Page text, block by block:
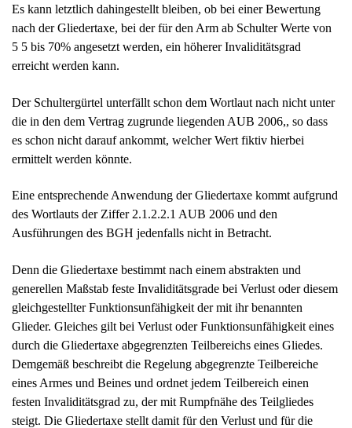
Es kann letztlich dahingestellt bleiben, ob bei einer Bewertung
nach der Gliedertaxe, bei der für den Arm ab Schulter Werte von
5 5 bis 70% angesetzt werden, ein höherer Invaliditätsgrad
erreicht werden kann.
Der Schultergürtel unterfällt schon dem Wortlaut nach nicht unter
die in den dem Vertrag zugrunde liegenden AUB 2006,, so dass
es schon nicht darauf ankommt, welcher Wert fiktiv hierbei
ermittelt werden könnte.
Eine entsprechende Anwendung der Gliedertaxe kommt aufgrund
des Wortlauts der Ziffer 2.1.2.2.1 AUB 2006 und den
Ausführungen des BGH jedenfalls nicht in Betracht.
Denn die Gliedertaxe bestimmt nach einem abstrakten und
generellen Maßstab feste Invaliditätsgrade bei Verlust oder diesem
gleichgestellter Funktionsunfähigkeit der mit ihr benannten
Glieder. Gleiches gilt bei Verlust oder Funktionsunfähigkeit eines
durch die Gliedertaxe abgegrenzten Teilbereichs eines Gliedes.
Demgemäß beschreibt die Regelung abgegrenzte Teilbereiche
eines Armes und Beines und ordnet jedem Teilbereich einen
festen Invaliditätsgrad zu, der mit Rumpfnähe des Teilgliedes
steigt. Die Gliedertaxe stellt damit für den Verlust und für die